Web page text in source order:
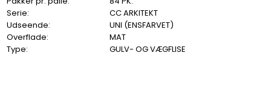
Serie:
CC ARKITEKT
Udseende:
UNI (ENSFARVET)
Overflade:
MAT
Type:
GULV- OG VÆGFLISE